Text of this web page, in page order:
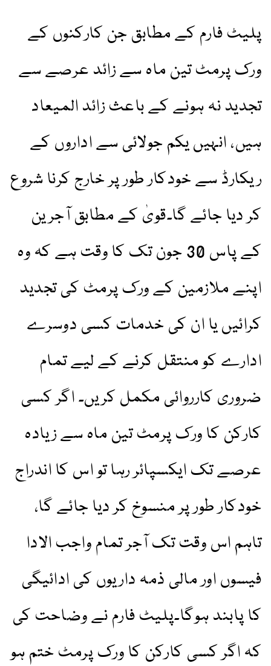
پلیٹ فارم کے مطابق جن کارکنوں کے
ورک پرمٹ تین ماہ سے زائد عرصے سے
تجدید نہ ہونے کے باعث زائد المیعاد
ہیں، انہیں یکم جولائی سے اداروں کے
ریکارڈ سے خودکار طور پر خارج کرنا شروع
کر دیا جائے گا۔قویٰ کے مطابق آجرین
کے پاس 30 جون تک کا وقت ہے کہ وہ
اپنے ملازمین کے ورک پرمٹ کی تجدید
کرائیں یا ان کی خدمات کسی دوسرے
ادارے کو منتقل کرنے کے لیے تمام
ضروری کارروائی مکمل کریں۔ اگر کسی
کارکن کا ورک پرمٹ تین ماہ سے زیادہ
عرصے تک ایکسپائر رہا تو اس کا اندراج
خودکار طور پر منسوخ کر دیا جائے گا،
تاہم اس وقت تک آجر تمام واجب الادا
فیسوں اور مالی ذمہ داریوں کی ادائیگی
کا پابند ہوگا۔پلیٹ فارم نے وضاحت کی
کہ اگر کسی کارکن کا ورک پرمٹ ختم ہو